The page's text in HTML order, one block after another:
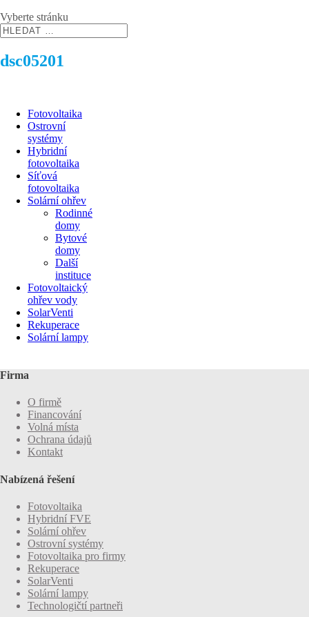
Vyberte stránku
dsc05201
Fotovoltaika
Ostrovní
systémy
Hybridní
fotovoltaika
Síťová
fotovoltaika
Solární ohřev
Rodinné
domy
Bytové
domy
Další
instituce
Fotovoltaický
ohřev vody
SolarVenti
Rekuperace
Solární lampy
Firma
O firmě
Financování
Volná místa
Ochrana údajů
Kontakt
Nabízená řešení
Fotovoltaika
Hybridní FVE
Solární ohřev
Ostrovní systémy
Fotovoltaika pro firmy
Rekuperace
SolarVenti
Solární lampy
Technologičtí partneři